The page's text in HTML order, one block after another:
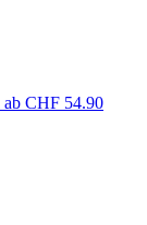
ab CHF 54.90